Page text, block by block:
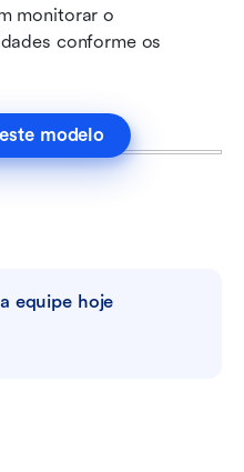
monitorar o
conforme os
modelo
equipe hoje